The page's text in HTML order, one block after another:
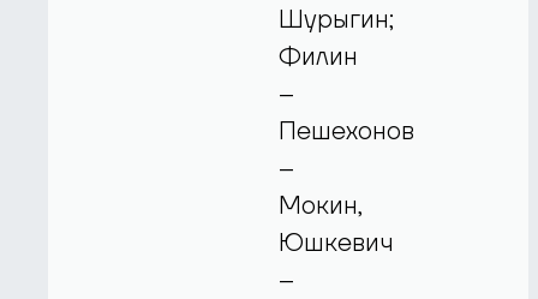
Шурыгин;
Филин
–
Пешехонов
–
Мокин,
Юшкевич
–